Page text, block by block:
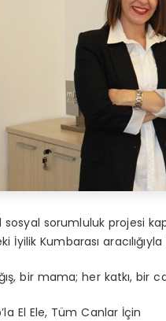
sosyal sorumluluk projesi
İyilik Kumbarası
, bir mama; her katkı, bir
’la El Ele, Tüm Canlar İçin